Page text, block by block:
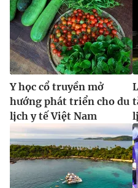
Y học cổ truyền mở
hướng phát triển cho du
lịch y tế Việt Nam